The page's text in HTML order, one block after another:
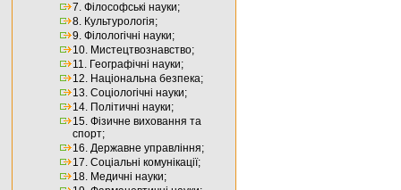
7. Філософські науки;
8. Культурологія;
9. Філологічні науки;
10. Мистецтвознавство;
11. Географічні науки;
12. Національна безпека;
13. Соціологічні науки;
14. Політичні науки;
15. Фізичне виховання та
спорт;
16. Державне управління;
17. Соціальні комунікації;
18. Медичні науки;